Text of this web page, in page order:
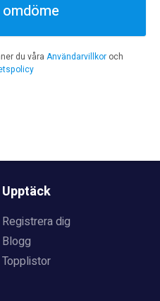
omdöme
du våra Användarvillkor och
Upptäck
Registrera dig
Blogg
Topplistor